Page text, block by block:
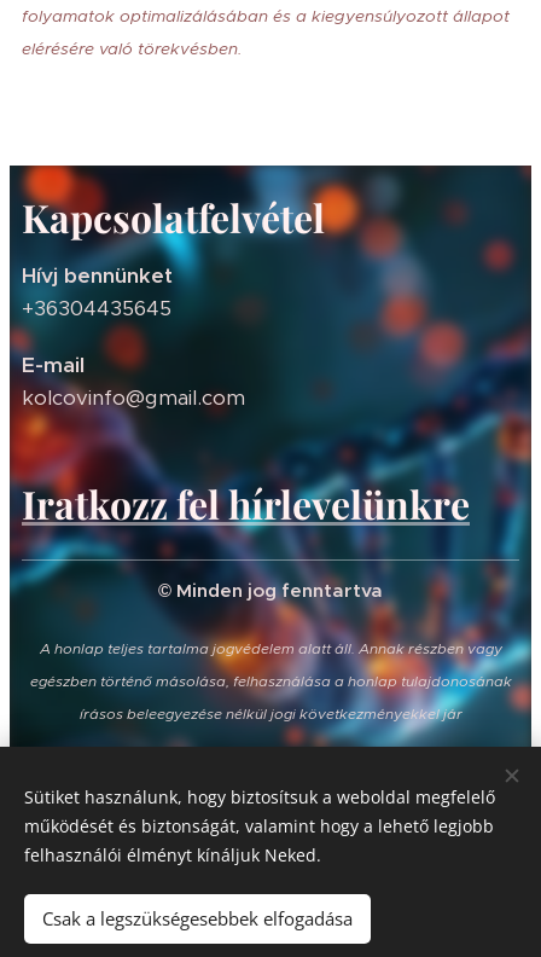
folyamatok optimalizálásában és a kiegyensúlyozott állapot
elérésére való törekvésben.
Kapcsolatfelvétel
Hívj bennünket
+36304435645
E-mail
kolcovinfo@gmail.com
Iratkozz fel hírlevelünkre
© Minden jog fenntartva
A honlap teljes tartalma jogvédelem alatt áll. Annak részben vagy
egészben történő másolása, felhasználása a honlap tulajdonosának
írásos beleegyezése nélkül jogi következményekkel jár
Sütik
Pénznem
Sütiket használunk, hogy biztosítsuk a weboldal megfelelő
működését és biztonságát, valamint hogy a lehető legjobb
felhasználói élményt kínáljuk Neked.
Csak a legszükségesebbek elfogadása